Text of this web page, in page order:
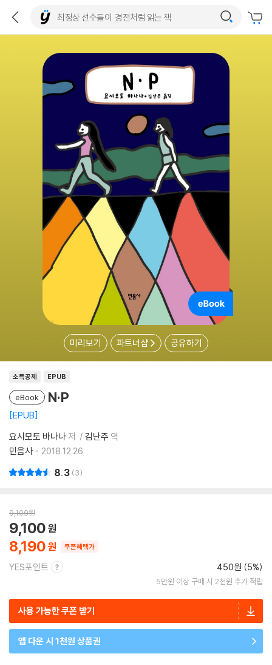
미리보기 파트너샵 공유하기
소득공제 EPUB
eBook N·P
EPUB
요시모토 바나나저 김난주 역
민음사
2018.12.26.
8.3 3
9,100원
8,190
9,100
쿠폰혜택가
YES포인트 450원 (5%)
5만원 이상 구매 시 2천원 추가 적립
사용 가능한 쿠폰 받기
앱 다운 시 1천원 상품권